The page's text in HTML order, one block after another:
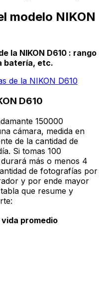
modelo NIKON
la NIKON D610 : rango
batería, etc.
de la NIKON D610
D610
150000
cámara, medida en
de la cantidad de
Si tomas 100
más o menos 4
de fotografías por
y por ende mayor
que resume y
vida promedio